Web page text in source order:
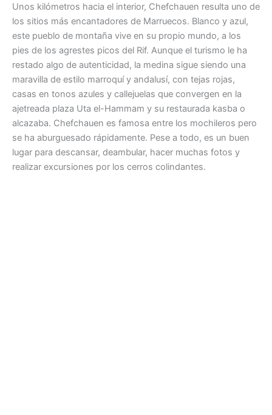
Unos kilómetros hacia el interior, Chefchauen resulta uno de
los sitios más encantadores de Marruecos. Blanco y azul,
este pueblo de montaña vive en su propio mundo, a los
pies de los agrestes picos del Rif. Aunque el turismo le ha
restado algo de autenticidad, la medina sigue siendo una
maravilla de estilo marroquí y andalusí, con tejas rojas,
casas en tonos azules y callejuelas que convergen en la
ajetreada plaza Uta el-Hammam y su restaurada kasba o
alcazaba. Chefchauen es famosa entre los mochileros pero
se ha aburguesado rápidamente. Pese a todo, es un buen
lugar para descansar, deambular, hacer muchas fotos y
realizar excursiones por los cerros colindantes.